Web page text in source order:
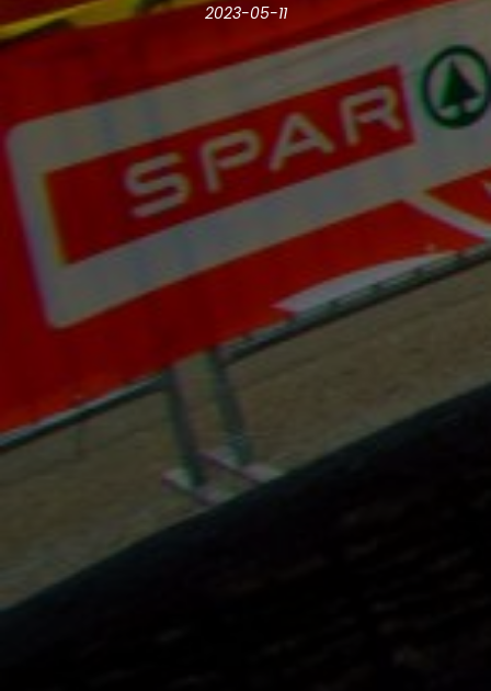
2023-05-11